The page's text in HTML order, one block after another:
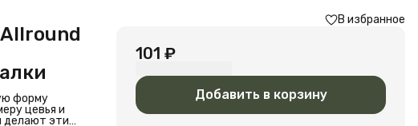
форму
цевья и
делают эти
В избранное
101 ₽
Добавить в корзину